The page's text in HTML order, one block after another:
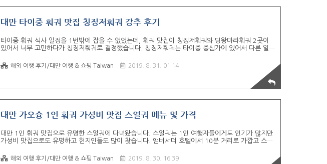
대만 타이중 훠궈 맛집 칭징저훠궈 강추 후기
타이중 훠궈 식사 일정을 1번밖에 잡을 수 없었는데, 훠궈 맛집이 칭징저훠궈와 딩왕마라훠궈 2곳이
있어서 너무 고민하다가 칭징저훠궈로 결정했습니다. 칭징저훠궈는 타이중 중심가에 있어서 다른 일정
궈 입구 엄청 고급스러워 보입니다. 우측에는 웨이팅 하는 좌석들이 호텔 바 같이 생겼습니다. 앞에 있
는 직원에게 웨이팅 요청을 하고 약 30분 정도 대기하고 들어 갔습니다. 한국어 메뉴판이 없어서 주문
하는데 조금 어려웠습니다. 백탕과 홍탕 주문하고 스얼궈와 동일하게 우삼겹과 부채살을 시켰습니다.
칭징저훠궈는 술을 팔아서 너무 좋았습니다. 대만은 사람들이 먹으러 여행 온다는 말이 딱 맞는 게 음
해외 여행 후기/대만 여행 & 쇼핑 Taiwan 2019. 8. 31. 01:14
대만 가오슝 1인 훠궈 가성비 맛집 스얼궈 메뉴 및 가격
대만 1인 훠궈 맛집으로 유명한 스얼궈에 다녀왔습니다. 스얼궈는 1인 여행자들에게도 인기가 많지만
가성비 맛집으로도 유명하고 현지인들도 많이 찾습니다. 앰버서더 호텔에서 10분 거리로 가깝고 스얼
데, 버스는 궁금해서 이용했습니다. 버스가 예상시간보다 20분이나 늦게 와서 조금 후회를 했습니다.
해외 여행 후기/대만 여행 & 쇼핑 Taiwan 2019. 8. 30. 16:39